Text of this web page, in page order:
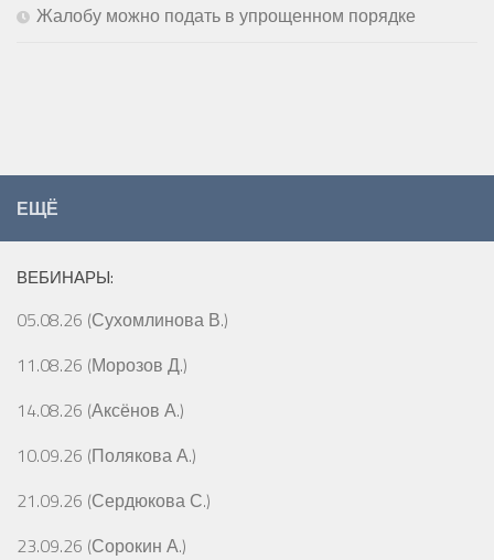
Жалобу можно подать в упрощенном порядке
ЕЩЁ
ВЕБИНАРЫ:
05.08.26 (Сухомлинова В.)
11.08.26 (Морозов Д.)
14.08.26 (Аксёнов А.)
10.09.26 (Полякова А.)
21.09.26 (Сердюкова С.)
23.09.26 (Сорокин А.)